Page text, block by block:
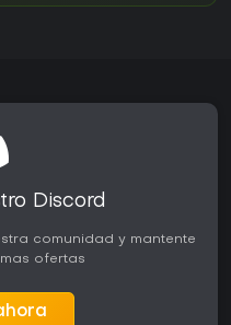
Discord
comunidad y mantente
ofertas